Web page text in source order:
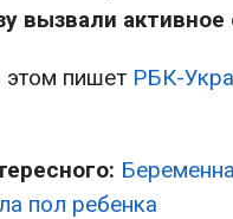
вызвали
этом пишет РБК-
пол ребенка